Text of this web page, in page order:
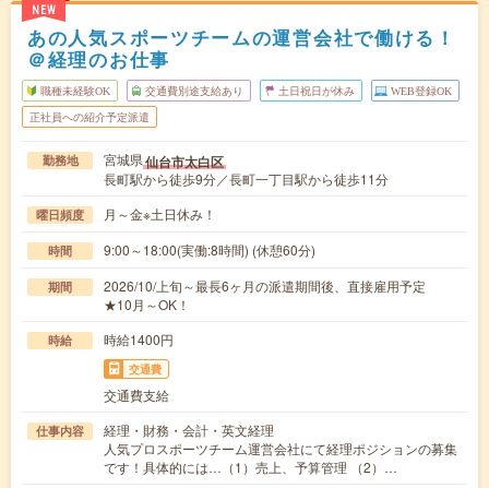
NEW
あの人気スポーツチームの運営会社で働ける！
＠経理のお仕事
職種未経験OK 交通費別途支給あり 土日祝日が休み WEB登録OK
正社員への紹介予定派遣
勤務地 宮城県仙台市太白区
長町駅から徒歩9分／長町一丁目駅から徒歩11分
曜日頻度 月～金※土日休み！
時間 9:00～18:00(実働:8時間) (休憩60分)
期間
2026/10/上旬～最長6ヶ月の派遣期間後、直接雇用予定
★10月～OK！
時給 時給1400円
交通費
交通費支給
仕事内容
経理・財務・会計・英文経理
人気プロスポーツチーム運営会社にて経理ポジションの募集
です！具体的には…（1）売上、予算管理 （2）…